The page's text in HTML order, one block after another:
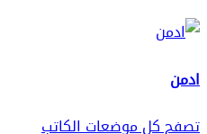
ادمن
تصفح كل موضعات الكاتب